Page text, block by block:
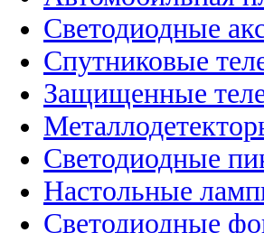
Светодиодные
Спутниковые
Защищенные
Светодиодные
Настольные
Светодиодные